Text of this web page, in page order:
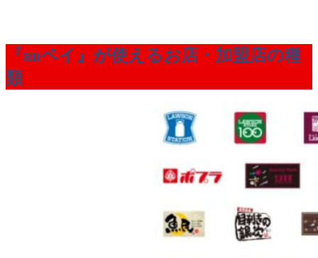
『auペイ』が使えるお店・加盟店の種
類